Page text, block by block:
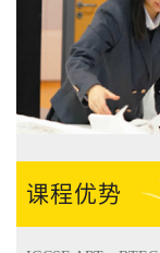
课程优势